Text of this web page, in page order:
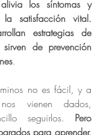
los síntomas y
la satisfacción vital.
estrategias de
de prevención
.
no es fácil, y a
vienen dados,
seguirlos. Pero
para aprender,